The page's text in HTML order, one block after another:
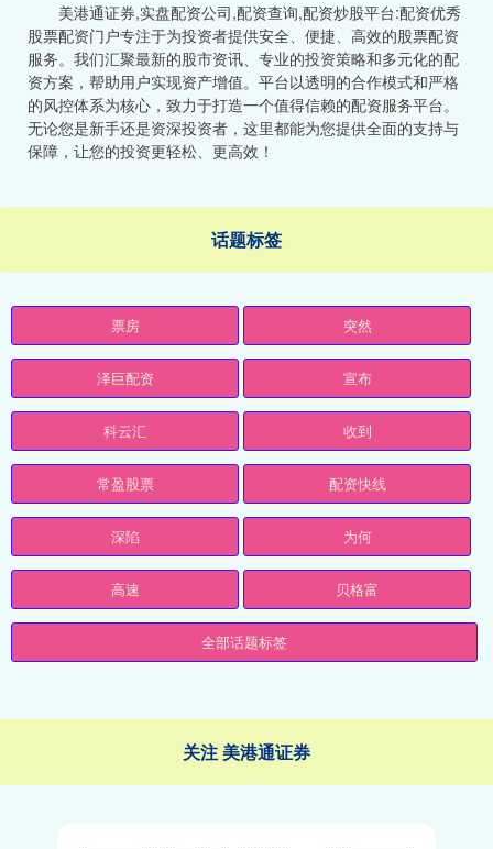
美港通证券,实盘配资公司,配资查询,配资炒股平台:配资优秀
股票配资门户专注于为投资者提供安全、便捷、高效的股票配资
服务。我们汇聚最新的股市资讯、专业的投资策略和多元化的配
资方案，帮助用户实现资产增值。平台以透明的合作模式和严格
的风控体系为核心，致力于打造一个值得信赖的配资服务平台。
无论您是新手还是资深投资者，这里都能为您提供全面的支持与
保障，让您的投资更轻松、更高效！
话题标签
票房 突然
泽巨配资 宣布
科云汇 收到
常盈股票 配资快线
深陷 为何
高速 贝格富
全部话题标签
关注 美港通证券